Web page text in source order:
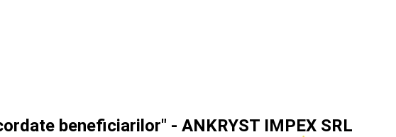
beneficiarilor" - ANKRYST IMPEX SRL